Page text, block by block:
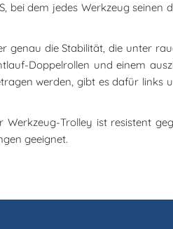
bei dem jedes Werkzeug
die Stabilität, die unter
Doppelrollen und einem
werden, gibt es dafür links
Trolley ist resistent
geeignet.